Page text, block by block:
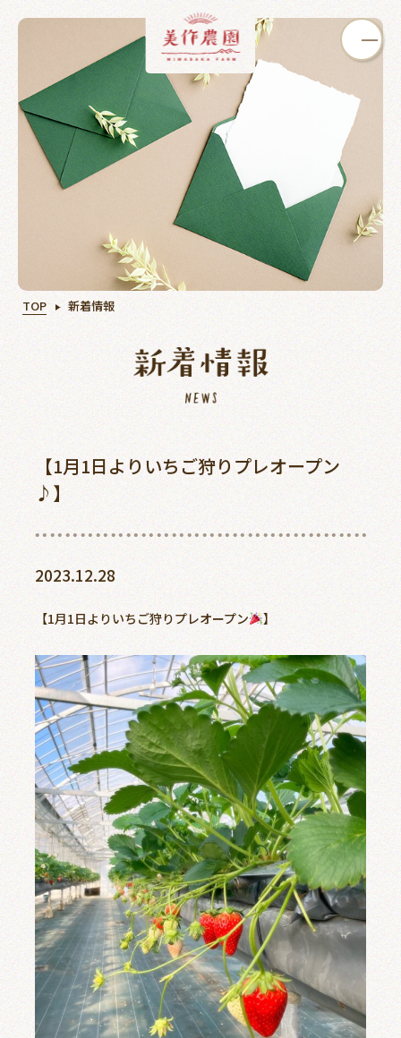
カフェ
買う 学ぶ オンライン
ショップ
ご予約 アクセス
0868-74-3887
美作農園について
新着情報
周辺観光スポット
よくあるご質問
お客様の声
アクセス
お問い合わせ
TOP 新着情報
【1月1日よりいちご狩りプレオープン
♪】
2023.12.28
【1月1日よりいちご狩りプレオープン 】